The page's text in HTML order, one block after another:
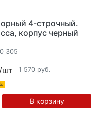
4-строчный.
корпус черный
/шт 1 570 руб.
В корзину